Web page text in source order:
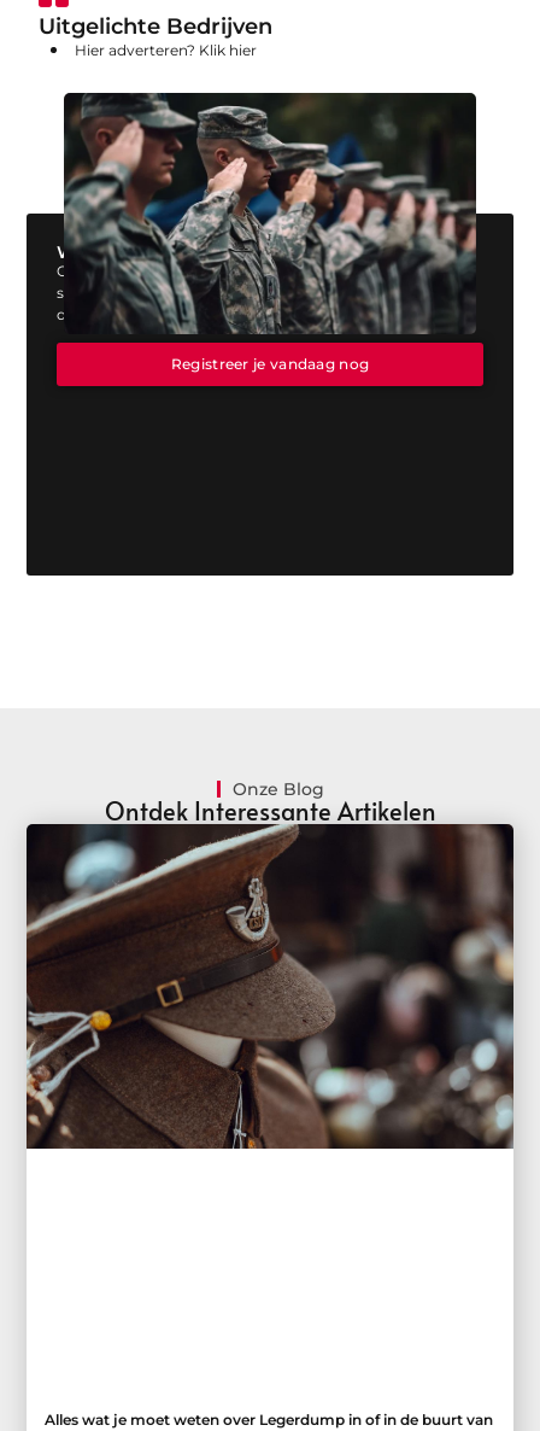
Uitgelichte Bedrijven
Hier adverteren? Klik hier
Wil jij ook een blog plaatsen op onze website?
Ons platform biedt jou de perfecte mogelijkheid om jouw
stem te laten horen. Registreer vandaag nog en start
direct met publiceren!
Registreer je vandaag nog
Onze Blog
Ontdek Interessante Artikelen
Alles wat je moet weten over Legerdump in of in de buurt van